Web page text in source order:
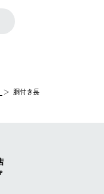
ご負担とさせていただ
品を再注文してくだ
ジ内 購入履歴画面に
胴付き長